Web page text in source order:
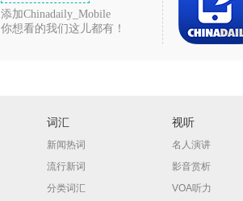
添加Chinadaily_Mobile
你想看的我们这儿都有！
词汇
新闻热词
流行新词
分类词汇
视听
名人演讲
影音赏析
VOA听力